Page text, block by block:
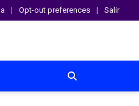
Opt-out preferences Salir